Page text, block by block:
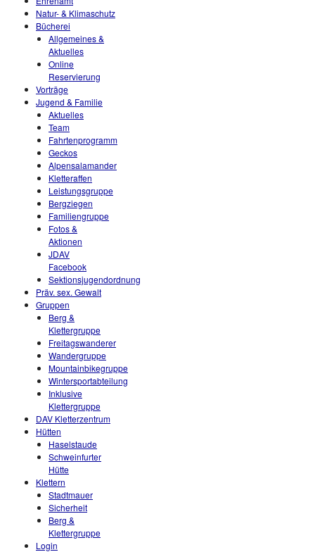
Natur- & Klimaschutz
Bücherei
Allgemeines &
Aktuelles
Online
Reservierung
Vorträge
Jugend & Familie
Aktuelles
Team
Fahrtenprogramm
Geckos
Alpensalamander
Kletteraffen
Leistungsgruppe
Bergziegen
Familiengruppe
Fotos &
Aktionen
JDAV
Facebook
Sektionsjugendordnung
Präv. sex. Gewalt
Gruppen
Berg &
Klettergruppe
Freitagswanderer
Wandergruppe
Mountainbikegruppe
Wintersportabteilung
Inklusive
Klettergruppe
DAV Kletterzentrum
Hütten
Haselstaude
Schweinfurter
Hütte
Klettern
Stadtmauer
Sicherheit
Berg &
Klettergruppe
Login